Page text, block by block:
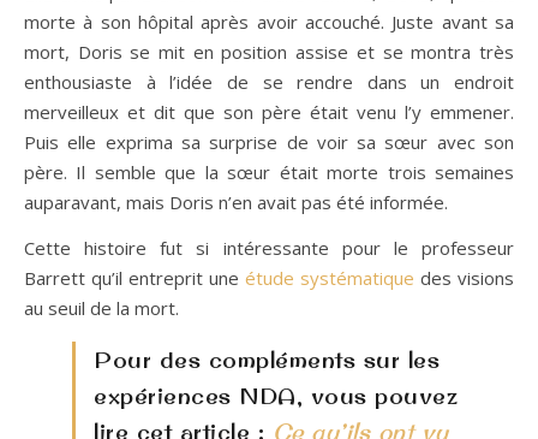
morte à son hôpital après avoir accouché. Juste avant sa
mort, Doris se mit en position assise et se montra très
enthousiaste à l’idée de se rendre dans un endroit
merveilleux et dit que son père était venu l’y emmener.
Puis elle exprima sa surprise de voir sa sœur avec son
père. Il semble que la sœur était morte trois semaines
auparavant, mais Doris n’en avait pas été informée.
Cette histoire fut si intéressante pour le professeur
Barrett qu’il entreprit une étude systématique des visions
au seuil de la mort.
Pour des compléments sur les
expériences NDA, vous pouvez
lire cet article : Ce qu’ils ont vu